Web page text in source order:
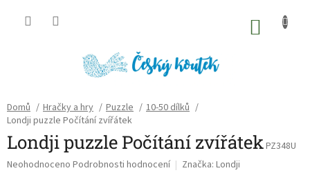
Domů / Hračky a hry / Puzzle / 10-50 dílků /
Londji puzzle Počítání zvířátek
Londji puzzle Počítání zvířátekPZ348U
Průměrné
Neohodnoceno Podrobnosti hodnocení Značka: Londji